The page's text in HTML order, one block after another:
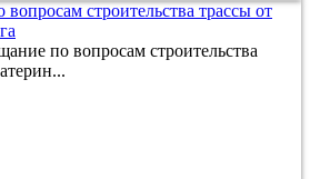
строительства трассы от
по вопросам строительства